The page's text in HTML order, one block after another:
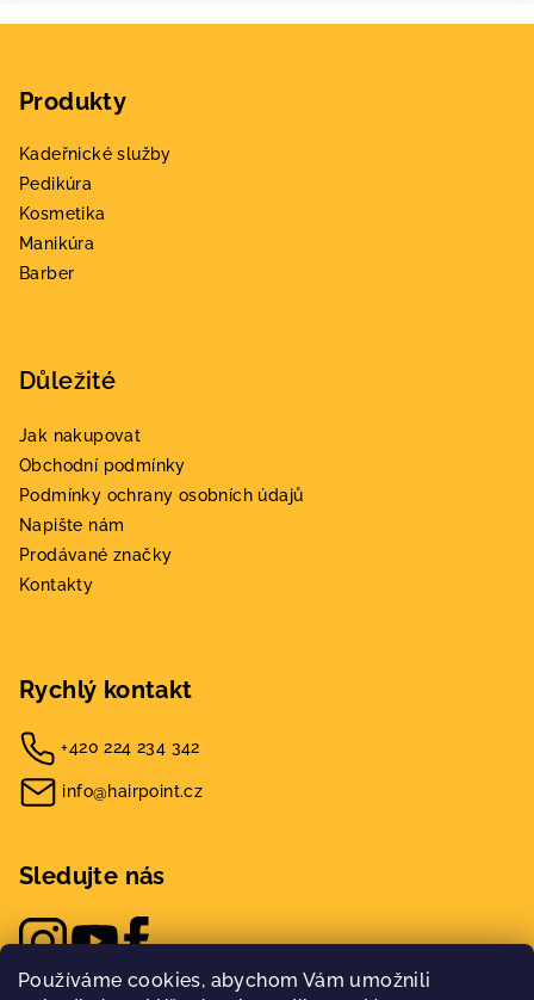
Používáme cookies, abychom Vám umožnili
Produkty
Kadeřnické služby
Pedikúra
Kosmetika
Manikúra
Barber
Důležité
Jak nakupovat
Obchodní podmínky
Podmínky ochrany osobních údajů
Napište nám
Prodávané značky
Kontakty
Rychlý kontakt
+420 224 234 342
info@hairpoint.cz
Sledujte nás